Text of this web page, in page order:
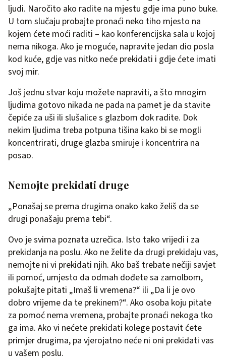
ljudi. Naročito ako radite na mjestu gdje ima puno buke.
U tom slučaju probajte pronaći neko tiho mjesto na
kojem ćete moći raditi – kao konferencijska sala u kojoj
nema nikoga. Ako je moguće, napravite jedan dio posla
kod kuće, gdje vas nitko neće prekidati i gdje ćete imati
svoj mir.
Još jednu stvar koju možete napraviti, a što mnogim
ljudima gotovo nikada ne pada na pamet je da stavite
čepiće za uši ili slušalice s glazbom dok radite. Dok
nekim ljudima treba potpuna tišina kako bi se mogli
koncentrirati, druge glazba smiruje i koncentrira na
posao.
Nemojte prekidati druge
„Ponašaj se prema drugima onako kako želiš da se
drugi ponašaju prema tebi“.
Ovo je svima poznata uzrečica. Isto tako vrijedi i za
prekidanja na poslu. Ako ne želite da drugi prekidaju vas,
nemojte ni vi prekidati njih. Ako baš trebate nečiji savjet
ili pomoć, umjesto da odmah dođete sa zamolbom,
pokušajte pitati „Imaš li vremena?“ ili „Da li je ovo
dobro vrijeme da te prekinem?“. Ako osoba koju pitate
za pomoć nema vremena, probajte pronaći nekoga tko
ga ima. Ako vi nećete prekidati kolege postavit ćete
primjer drugima, pa vjerojatno neće ni oni prekidati vas
u vašem poslu.